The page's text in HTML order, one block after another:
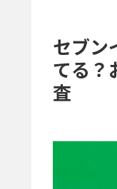
セブン
てる？
査